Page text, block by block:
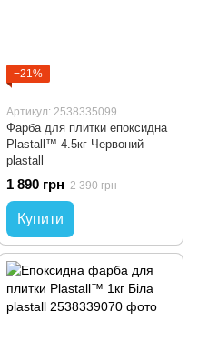
−21%
Артикул: 2538335099
Фарба для плитки епоксидна
Plastall™ 4.5кг Червоний
plastall
1 890 грн 2 390 грн
Купити